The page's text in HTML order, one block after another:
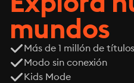
mundos
Más de 1 millón de títulos
Modo sin conexión
Kids Mode